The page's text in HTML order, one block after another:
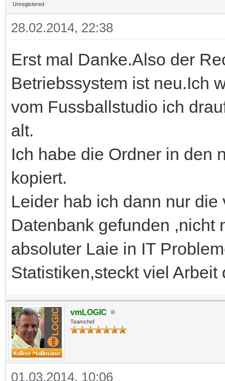
Unregistered
28.02.2014, 22:38
Erst mal Danke.Also der
Betriebssystem ist neu.Ich
vom Fussballstudio ich
alt.
Ich habe die Ordner in den
kopiert.
Leider hab ich dann nur
Datenbank gefunden ,nicht
absoluter Laie in IT
Statistiken,steckt viel Arbeit
vmLOGIC
Teamchef
01.03.2014, 10:06